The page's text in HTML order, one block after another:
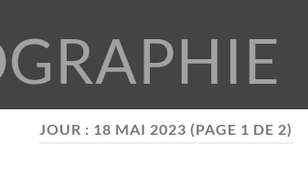
JOUR : 18 MAI 2023 (PAGE 1 DE 2)